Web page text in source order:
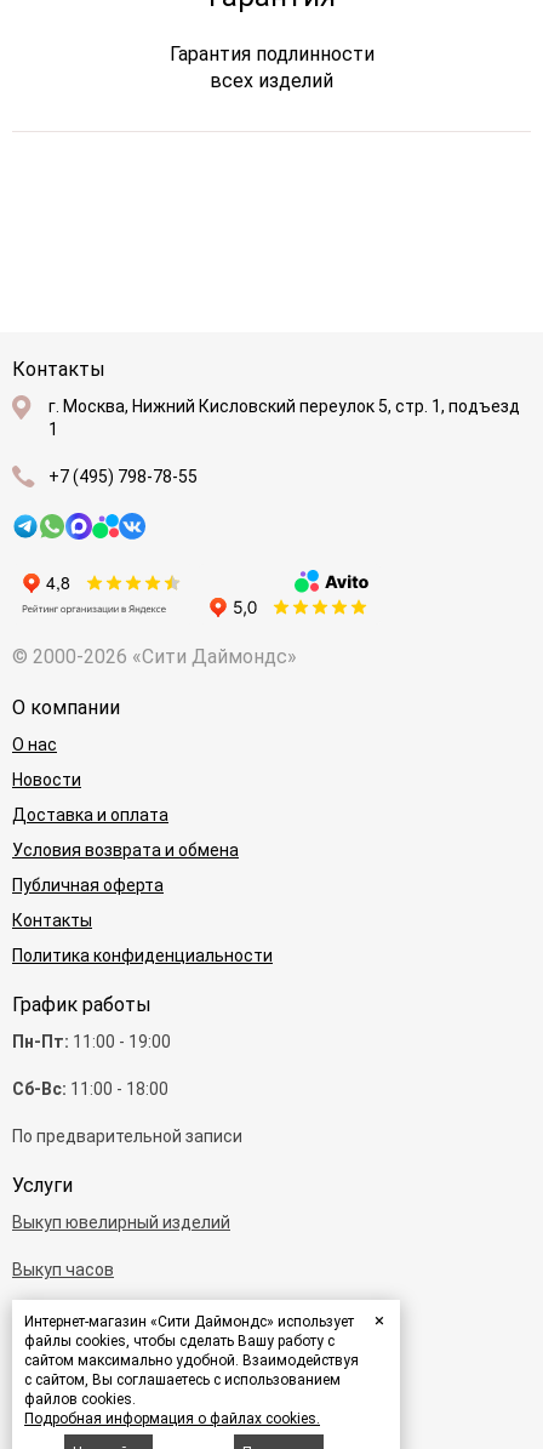
×
Интернет-магазин «Сити Даймондс» использует
файлы cookies, чтобы сделать Вашу работу с
сайтом максимально удобной. Взаимодействуя
с сайтом, Вы соглашаетесь с использованием
файлов cookies.
Подробная информация о файлах cookies.
Гарантия подлинности
всех изделий
Контакты
г. Москва, Нижний Кисловский переулок 5, стр. 1, подъезд
1
+7 (495) 798-78-55
© 2000-2026 «Сити Даймондс»
О компании
О нас
Новости
Доставка и оплата
Условия возврата и обмена
Публичная оферта
Контакты
Политика конфиденциальности
График работы
Пн-Пт: 11:00 - 19:00
Сб-Вс: 11:00 - 18:00
По предварительной записи
Услуги
Выкуп ювелирный изделий
Выкуп часов
Выкуп бриллиантов
Выкуп золота
Выкуп браслетов